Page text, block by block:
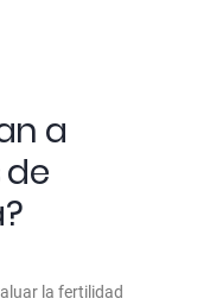
a
la fertilidad